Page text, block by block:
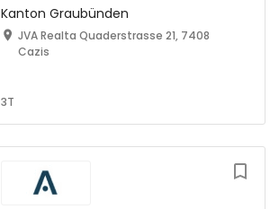
Kanton Graubünden
JVA Realta Quaderstrasse 21, 7408
Cazis
3T